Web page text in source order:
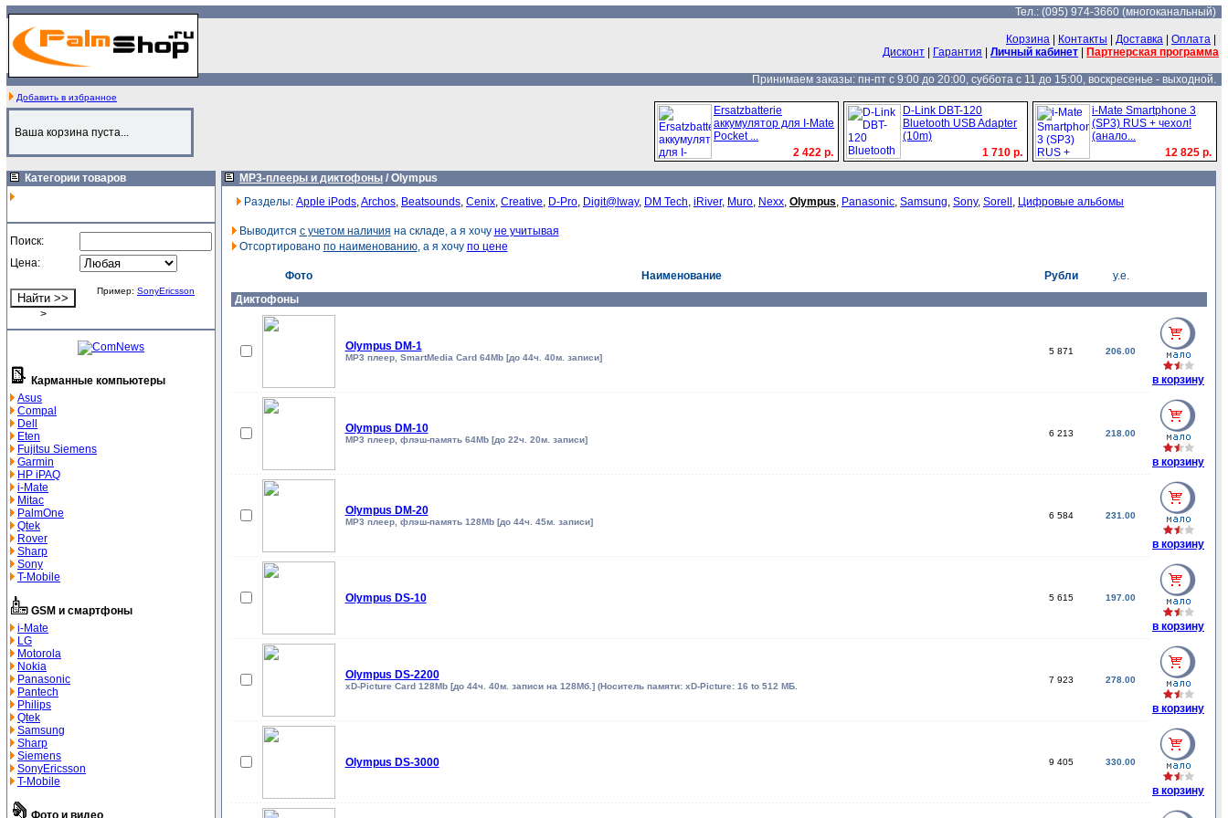
Тел.: (095) 974-3660 (многоканальный)
Корзина Контакты Доставка Оплата
Дисконт
Гарантия Личный кабинет Партнерская программа
Принимаем заказы: пн-пт с 9:00 до 20:00, суббота с 11 до 15:00, воскресенье - выходной.
Добавить в избранное
Ваша корзина пуста...
Категории товаров
Поиск:
Цена:
>
Пример: SonyEricsson
Карманные компьютеры
Asus
Compal
Dell
Eten
Fujitsu Siemens
Garmin
HP iPAQ
i-Mate
Mitac
PalmOne
Qtek
Rover
Sharp
Sony
T-Mobile
GSM и смартфоны
i-Mate
LG
Motorola
Nokia
Panasonic
Pantech
Philips
Qtek
Samsung
Sharp
Siemens
SonyEricsson
T-Mobile
Фото и видео
Ersatzbatterie
аккумулятор для I-Mate
Pocket ...
2 422 р.
D-Link DBT-120
Bluetooth USB Adapter
(10m)
1 710 р.
i-Mate Smartphone 3
(SP3) RUS + чехол!
(анало...
12 825 р.
MP3-плееры и диктофоны / Olympus
Разделы: Apple iPods,Archos, Beatsounds, Cenix, Creative, D-Pro, Digit@lway, DM Tech, iRiver, Muro, Nexx, Olympus, Panasonic, Samsung, Sony, Sorell , Цифровые альбомы
Выводится с учетом наличия на складе, а я хочу не учитывая
Отсортировано по наименованию, а я хочу по цене
Фото Наименование Рубли
у.е.
Диктофоны
Olympus DM-1
MP3 плеер, SmartMedia Card 64Mb [до 44ч. 40м. записи]
5 871 206.00
в корзину
Olympus DM-10
MP3 плеер, флэш-память 64Mb [до 22ч. 20м. записи]
6 213 218.00
в корзину
Olympus DM-20
MP3 плеер, флэш-память 128Mb [до 44ч. 45м. записи]
6 584 231.00
в корзину
Olympus DS-10 5 615 197.00
в корзину
Olympus DS-2200
xD-Picture Card 128Mb [до 44ч. 40м. записи на 128Мб.] (Носитель памяти: xD-Picture: 16 to 512 МБ.
7 923 278.00
в корзину
Olympus DS-3000 9 405 330.00
в корзину